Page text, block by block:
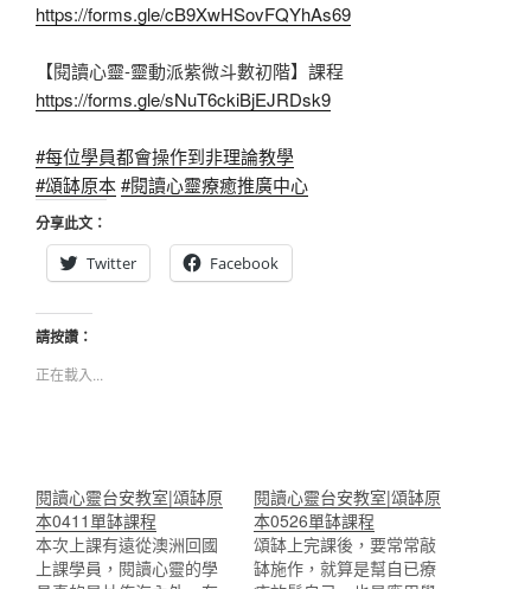
https://forms.gle/cB9XwHSovFQYhAs69
【閱讀心靈-靈動派紫微斗數初階】課程
https://forms.gle/sNuT6ckiBjEJRDsk9
#每位學員都會操作到非理論教學
#頌缽原本#閱讀心靈療癒推廣中心
分享此文：
Twitter
Facebook
請按讚：
正在載入...
閱讀心靈台安教室|頌缽原
本0411單缽課程
本次上課有遠從澳洲回國
上課學員，閱讀心靈的學
閱讀心靈台安教室|頌缽原
本0526單缽課程
頌缽上完課後，要常常敲
缽施作，就算是幫自已療